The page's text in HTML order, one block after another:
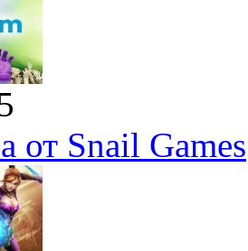
от Snail Games